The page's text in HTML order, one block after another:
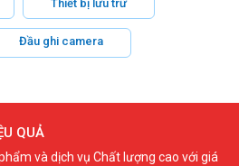
Thiết bị lưu trữ
Đầu ghi camera
QUẢ
và dịch vụ Chất lượng cao với giá